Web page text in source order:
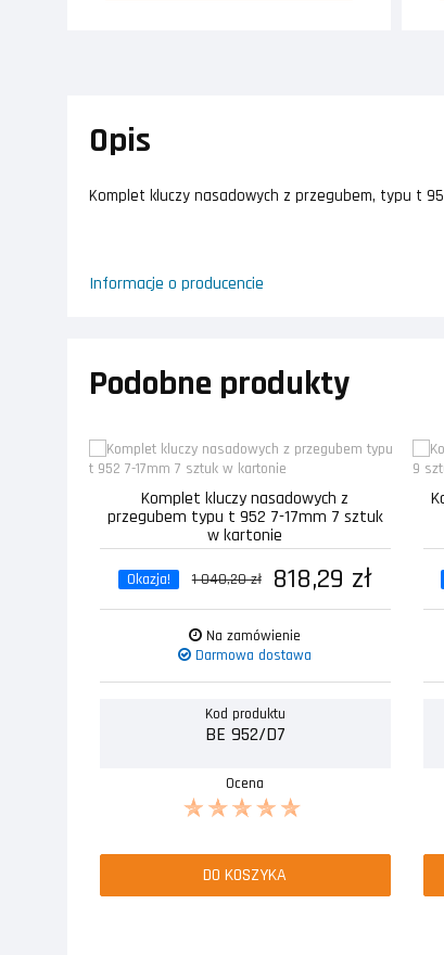
Opis
Komplet kluczy nasadowych z przegubem, typu t
Informacje o producencie
Podobne produkty
Komplet kluczy nasadowych z
przegubem typu t 952 7-17mm 7 sztuk
w kartonie
Okazja! 1 040,20 zł 818,29 zł
Na zamówienie
Darmowa dostawa
Kod produktu
BE 952/D7
Ocena
DO KOSZYKA